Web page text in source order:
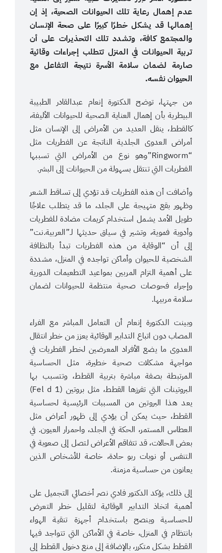
عدم إهمال رعاية تلك الحيوانات الصحية، إذ إن
إهمالها قد يشكل خطرًا كبيرًا على صحة الإنسان
والمجتمع كافة، وتشدد تلك التحذيرات على أن
تربية الحيوانات في المنزل تتطلب إجراءات وقائية
صارمة لضمان سلامة الأسرة نتيجة التفاعل مع
الحيوان نفسه.
من جهتها، توضح الدكتورة إنعام عبدالقادر الطبيبة
البيطرية بأن إهمال العناية الصحية للحيوانات الأليفة،
كالقطط، ينقل العديد من الأمراض إلى الإنسان مثل
أمراض العدوى الجلدية الناتجة عن الفطريات مثل
“Ringworm”وهو نوع من الأمراض التي تسببها
الفطريات التي تنتقل بسهولة من الحيوانات إلى البشر.
وأضافت أن هذه الفطريات قد تؤدي إلى تساقط الشعر
وظهور بقع متهيجة على الجلد، ما قد يتطلب علاجًا
طويل الأمد يشمل استخدام كريمات مضادة للفطريات
وأدوية فموية، وتشير في سياق حديثها لـ”العربية.نت”
إلى أن “الوقاية من هذه الفطريات تبدأ بالنظافة
الشخصية للحيوان وأماكن تواجده في المنزل، مشددة
على أهمية التزام المربين بمواعيد التطعيمات الدورية
وإجراء فحوصات صحية منتظمة للحيوانات لضمان
سلامة مربيها.
وبينت الدكتورة إنعام أن التعامل المباشر مع الفراء
المصاب دون اتباع التدابير الوقائية يعزز من خطر انتقال
العدوى ما يضع الأفراد المعرضين لخطر الفطريات في
مواجهة مشكلات صحية خطيرة، مثل الحساسية
المرتبطة بصفة مباشرة بتربية القطط، وتتسبب بها
البروتينات التي تفرزها القطط، مثل بروتين (Fel d 1)
يعد هذا البروتين من المسببات الرئيسية لحساسية
القطط، حيث يمكن أن يؤدي إلى ظهور أعراض مثل
العطاس المستمر، الحكة في الجلد، واحمرار العيون. في
بعض الحالات، قد تتفاقم الأعراض لتصل إلى صعوبة في
التنفس أو نوبات ربو حادة، خاصة للأشخاص الذين
يعانون من حساسية مزمنة.
إلى ذلك، يؤكد الدكتور فادي نصر أخصائي التجميل على
أهمية اتخاذ التدابير الوقائية لتقليل خطر التعرض
للحساسية وينصح باستخدام أجهزة تنقية الهواء
بانتظام في المنزل، خاصة في الأماكن التي تتواجد فيها
القطط بشكل متكرر، بالإضافة إلى منع دخول القطط إلى